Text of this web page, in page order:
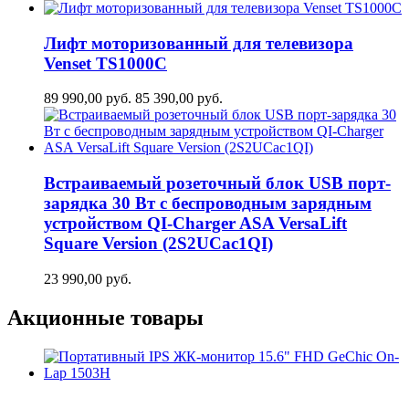
Лифт моторизованный для телевизора
Venset TS1000C
89 990,00 руб. 85 390,00 руб.
Встраиваемый розеточный блок USB порт-
зарядка 30 Вт c беспроводным зарядным
устройством QI-Charger ASA VersaLift
Square Version (2S2UCaс1QI)
23 990,00 руб.
Акционные товары